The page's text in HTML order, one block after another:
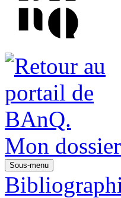
Mon dossier
Sous-menu